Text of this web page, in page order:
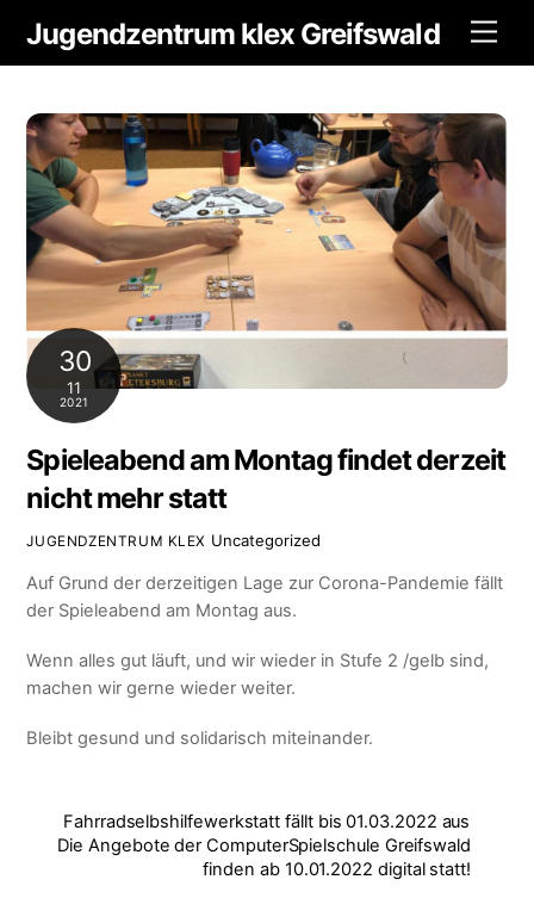
content
Jugendzentrum klex Greifswald
30
11
2021
Spieleabend am Montag findet derzeit
nicht mehr statt
JUGENDZENTRUM KLEX Uncategorized
Auf Grund der derzeitigen Lage zur Corona-Pandemie fällt
der Spieleabend am Montag aus.
Wenn alles gut läuft, und wir wieder in Stufe 2 /gelb sind,
machen wir gerne wieder weiter.
Bleibt gesund und solidarisch miteinander.
Fahrradselbshilfewerkstatt fällt bis 01.03.2022 aus
Die Angebote der ComputerSpielschule Greifswald
finden ab 10.01.2022 digital statt!